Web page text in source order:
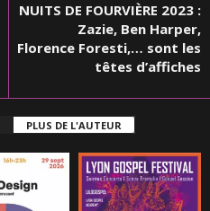
NUITS DE FOURVIÈRE 2023 :
Zazie, Ben Harper,
Florence Foresti,… sont les
têtes d’affiches
PLUS DE L'AUTEUR